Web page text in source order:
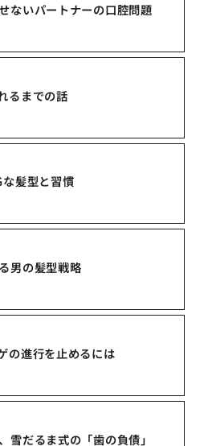
ないパートナーの口腔問題
るまでの話
髪型と習慣
男の髪型戦略
の進行を止めるには
雪だるま式の「歯の負債」